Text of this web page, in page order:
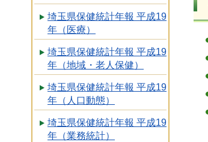
埼玉県保健統計年報 平成19
年（医療）
埼玉県保健統計年報 平成19
年（地域・老人保健）
埼玉県保健統計年報 平成19
年（人口動態）
埼玉県保健統計年報 平成19
年（業務統計）